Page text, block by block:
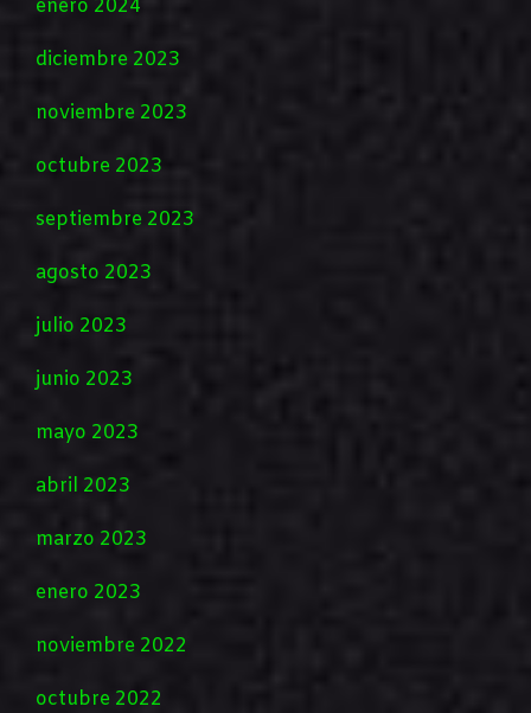
enero 2024
diciembre 2023
noviembre 2023
octubre 2023
septiembre 2023
agosto 2023
julio 2023
junio 2023
mayo 2023
abril 2023
marzo 2023
enero 2023
noviembre 2022
octubre 2022